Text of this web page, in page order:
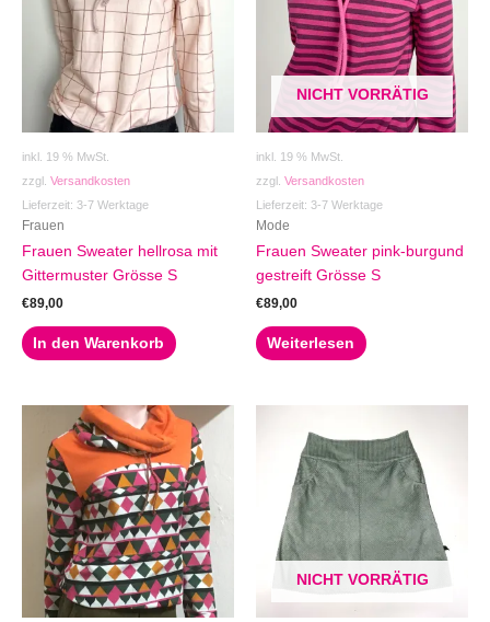
inkl. 19 % MwSt.
zzgl. Versandkosten
Lieferzeit: 3-7 Werktage
Frauen
Frauen Sweater hellrosa mit
Gittermuster Grösse S
€89,00
In den Warenkorb
NICHT VORRÄTIG
inkl. 19 % MwSt.
zzgl. Versandkosten
Lieferzeit: 3-7 Werktage
Mode
Frauen Sweater pink-burgund
gestreift Grösse S
€89,00
Weiterlesen
NICHT VORRÄTIG